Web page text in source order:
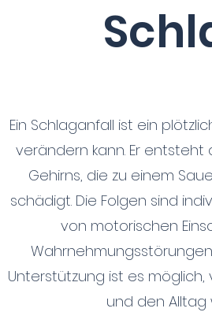
Ein Schlaganfall ist ein
verändern kann. Er
Gehirns, die zu einem
schädigt. Die Folgen sind
von motorischen
Unterstützung ist es
und den Alltag